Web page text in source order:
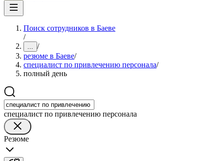
Поиск сотрудников в Баеве
/
... /
резюме в Баеве/
специалист по привлечению персонала/
полный день
специалист по привлечению персонала
Резюме